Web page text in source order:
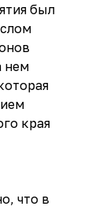
был
нем
края
что в